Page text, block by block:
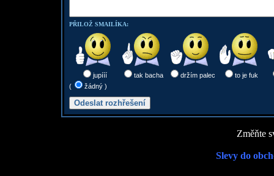
PŘILOŽ SMAILÍKA:
jupííí tak bacha držím palec
to je fuk
(
žádný )
Změňte
Slevy do